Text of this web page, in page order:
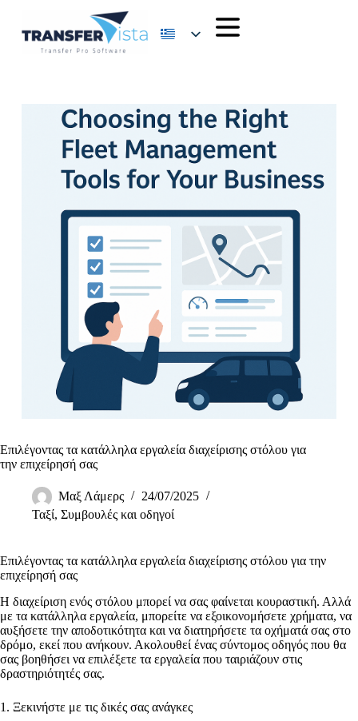
Επιλέγοντας τα κατάλληλα εργαλεία διαχείρισης στόλου για
την επιχείρησή σας
Μαξ Λάμερς
24/07/2025
Ταξί, Συμβουλές και οδηγοί
Επιλέγοντας τα κατάλληλα εργαλεία διαχείρισης στόλου για την
επιχείρησή σας
Η διαχείριση ενός στόλου μπορεί να σας φαίνεται κουραστική. Αλλά
με τα κατάλληλα εργαλεία, μπορείτε να εξοικονομήσετε χρήματα, να
αυξήσετε την αποδοτικότητα και να διατηρήσετε τα οχήματά σας στο
δρόμο, εκεί που ανήκουν. Ακολουθεί ένας σύντομος οδηγός που θα
σας βοηθήσει να επιλέξετε τα εργαλεία που ταιριάζουν στις
δραστηριότητές σας.
1. Ξεκινήστε με τις δικές σας ανάγκες